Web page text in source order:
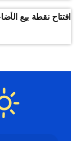
افتتاح نقطة بيع